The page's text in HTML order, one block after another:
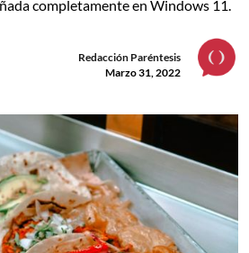
completamente en Windows 11.
Redacción Paréntesis
Marzo 31, 2022